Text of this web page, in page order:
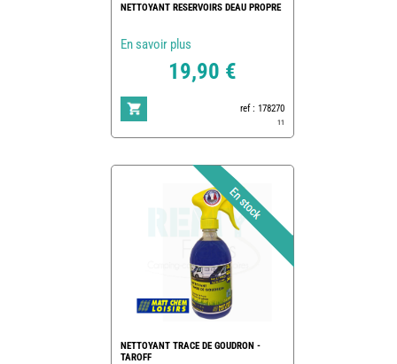
NETTOYANT RESERVOIRS DEAU PROPRE
En savoir plus
19,90 €
ref : 178270
11
NETTOYANT TRACE DE GOUDRON -
TAROFF